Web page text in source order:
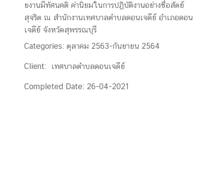
ยงานมีทัศนคติ ค่านิยมในการปฏิบัติงานอย่างซื่อสัตย์
สุจริต ณ สํานักงานเทศบาลตําบลดอนเจดีย์ อําเภอดอน
เจดีย์ จังหวัดสุพรรณบุรี
Categories: ตุลาคม 2563-กันยายน 2564
Client: เทศบาลตำบลดอนเจดีย์
Completed Date: 26-04-2021